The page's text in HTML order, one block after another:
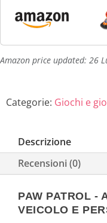
Personaggio Zuma |
Amazon price updated: 26
Categorie: Giochi e
Descrizione
Recensioni (0)
PAW PATROL -
VEICOLO E